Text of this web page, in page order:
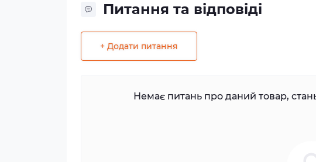
Питання та відповіді
+ Додати питання
Немає питань про даний товар,